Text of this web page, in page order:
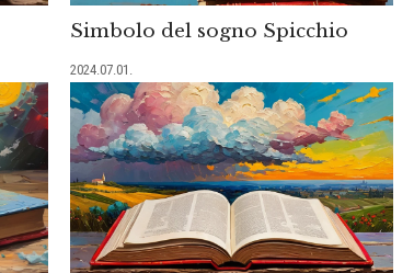
Simbolo del sogno Spicchio
2024.07.01.